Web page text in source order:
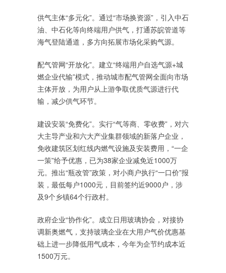
供气主体“多元化”。通过“市场换资源”，引入中石
油、中石化等向终端用户供气，打通苏皖管道等
海气登陆通道，多方向拓展市场化采购气源。
配气管网“开放化”。建立“终端用户自选气源+城
燃企业代输”模式，推动城市配气管网全面向市场
主体开放，为用户从上游争取优质气源进行代
输，减少供气环节。
建设安装“免费化”。实行“气等商、零收费”，对六
大主导产业和六大产业集群领域的新落户企业，
免收建筑区划红线内燃气设施及安装费用，“一企
一策”给予优惠，已为38家企业减免近1000万
元。推出“瓶改管”政策，对小商户执行“一口价”报
装，最低每户1000元，目前签约近9000户，涉
及9个乡镇64个行政村。
政府企业“协作化”。成立日用玻璃协会，对接协
调新奥燃气，支持玻璃企业在大用户气价优惠基
础上进一步降低用气成本，今年为企节约成本近
1500万元。